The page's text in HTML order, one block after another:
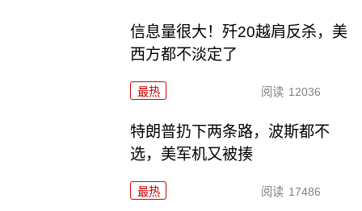
信息量很大！歼20越肩反杀，美
西方都不淡定了
最热 阅读 12036
特朗普扔下两条路，波斯都不
选，美军机又被揍
最热 阅读 17486